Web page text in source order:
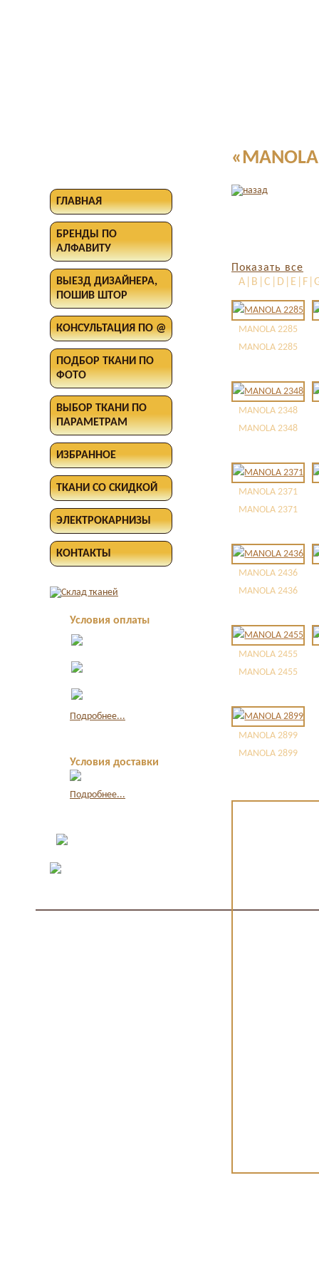
ГЛАВНАЯ
БРЕНДЫ ПО
АЛФАВИТУ
ВЫЕЗД ДИЗАЙНЕРА,
ПОШИВ ШТОР
КОНСУЛЬТАЦИЯ ПО @
ПОДБОР ТКАНИ ПО
ФОТО
ВЫБОР ТКАНИ ПО
ПАРАМЕТРАМ
ИЗБРАННОЕ
ТКАНИ СО СКИДКОЙ
ЭЛЕКТРОКАРНИЗЫ
КОНТАКТЫ
Условия оплаты
Подробнее...
Условия доставки
Подробнее...
Показать все
MANOLA 2285
MANOLA 2285
MANOLA 2348
MANOLA 2348
MANOLA 2371
MANOLA 2371
MANOLA 2436
MANOLA 2436
MANOLA 2455
MANOLA 2455
MANOLA 2899
MANOLA 2899